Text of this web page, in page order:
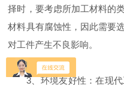
择时，要考虑所加工材料的
材料具有腐蚀性，因此需要
对工件产生不良影响。
3、环境友好性：在现代